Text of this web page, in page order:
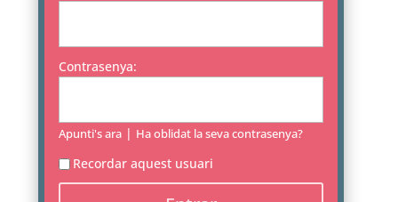
Contrasenya:
Apunti's ara | Ha oblidat la seva contrasenya?
Recordar aquest usuari